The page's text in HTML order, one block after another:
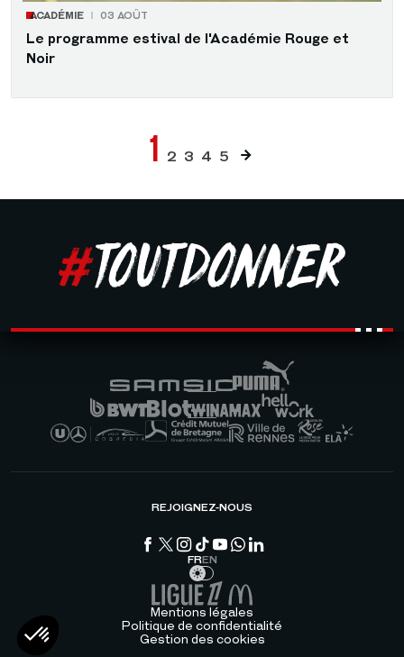
ACADÉMIE 03 AOÛT
Le programme estival de l'Académie Rouge et
Noir
Pagination
Page
courante
1 Page
2 Page
3 Page
4 Page
5
Page
REJOIGNEZ-NOUS
FREN
Mentions légales
Politique de confidentialité
Gestion des cookies